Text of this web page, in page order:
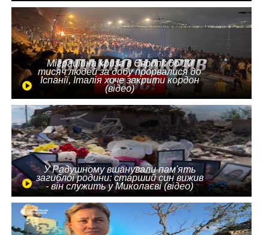
Міграційна криза в Європі: до 10
тисяч людей за добу прорвалися до
Іспанії, Італія хоче закрити кордон
(відео)
У Радушному вшанували пам'ять
загиблої родини: старший син вижив
- він служить у Миколаєві (відео)